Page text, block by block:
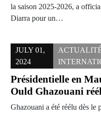
la saison 2025-2026, a
Diarra pour un…
JULY 01,
2024
Présidentielle en
Ould Ghazouani
Ghazouani a été réélu dès le